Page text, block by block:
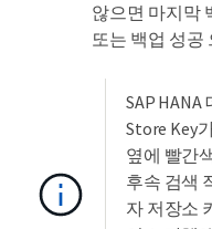
않으면 마지막
또는 백업 성공
SAP HANA
Store Key
옆에 빨간
후속 검색
자 저장소